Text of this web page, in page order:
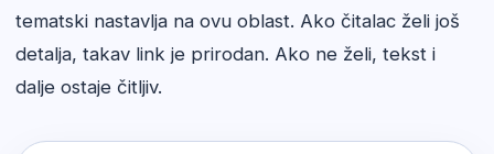
tematski nastavlja na ovu oblast. Ako čitalac želi još
detalja, takav link je prirodan. Ako ne želi, tekst i
dalje ostaje čitljiv.